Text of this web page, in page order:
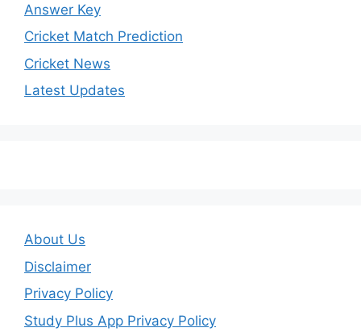
Answer Key
Cricket Match Prediction
Cricket News
Latest Updates
About Us
Disclaimer
Privacy Policy
Study Plus App Privacy Policy